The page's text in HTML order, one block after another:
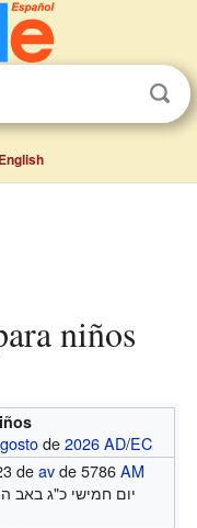
English
niños
de2026AD/EC
deavde 5786AM
יום חמישי כ"ג באב